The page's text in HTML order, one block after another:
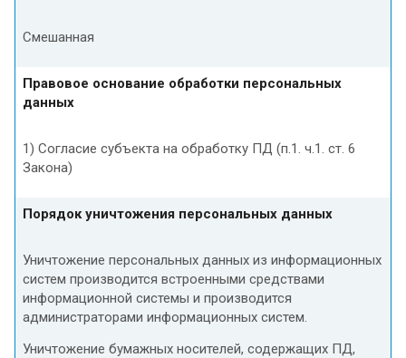
Смешанная
Правовое основание обработки персональных
данных
1) Согласие субъекта на обработку ПД (п.1. ч.1. ст. 6
Закона)
Порядок уничтожения персональных данных
Уничтожение персональных данных из информационных
систем производится встроенными средствами
информационной системы и производится
администраторами информационных систем.
Уничтожение бумажных носителей, содержащих ПД,